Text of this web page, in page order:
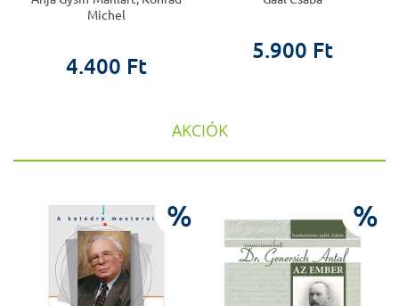
Michel
4.400 Ft
5.900 Ft
AKCIÓK
% %